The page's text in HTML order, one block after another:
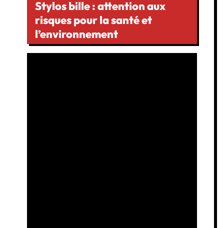
Stylos bille : attention aux
risques pour la santé et
l’environnement